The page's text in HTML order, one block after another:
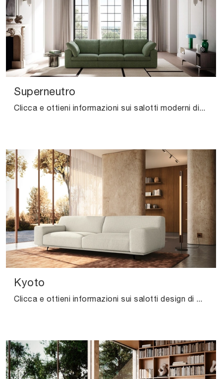
Superneutro
Clicca e ottieni informazioni sui salotti moderni di Felis! Molteplici modelli di divani, come Superneutro, ti aspettano.
Kyoto
Clicca e ottieni informazioni sui salotti design di Felis! Differenti modelli di divani, come Kyoto, ti aspettano.